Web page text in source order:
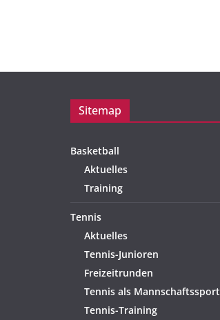
Sitemap
Basketball
Aktuelles
Training
Tennis
Aktuelles
Tennis-Junioren
Freizeitrunden
Tennis als Mannschaftssport
Tennis-Training